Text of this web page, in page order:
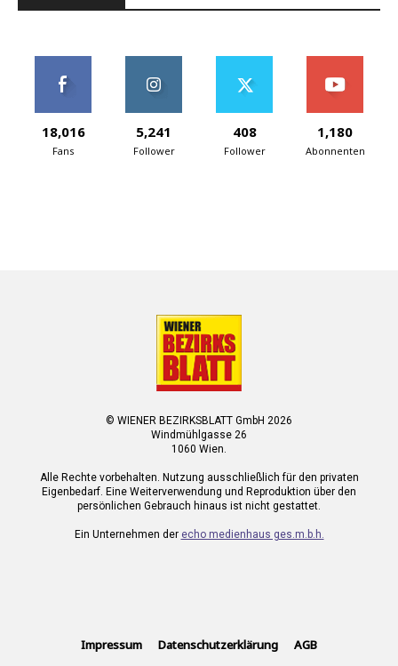
18,016
Fans
5,241
Follower
408
Follower
1,180
Abonnenten
© WIENER BEZIRKSBLATT GmbH 2026
Windmühlgasse 26
1060 Wien.
Alle Rechte vorbehalten. Nutzung ausschließlich für den privaten
Eigenbedarf. Eine Weiterverwendung und Reproduktion über den
persönlichen Gebrauch hinaus ist nicht gestattet.
Ein Unternehmen der echo medienhaus ges.m.b.h.
Impressum Datenschutzerklärung AGB